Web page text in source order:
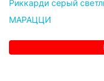
Риккарди серый
МАРАЦЦИ